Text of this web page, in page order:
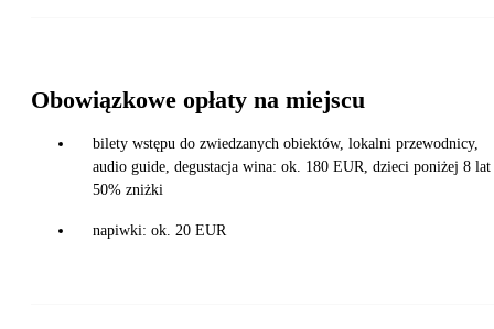
Obowiązkowe opłaty na miejscu
bilety wstępu do zwiedzanych obiektów, lokalni przewodnicy,
audio guide, degustacja wina: ok. 180 EUR, dzieci poniżej 8 lat
50% zniżki
napiwki: ok. 20 EUR